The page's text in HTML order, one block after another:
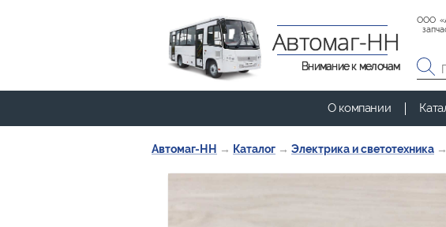
Автомаг-НН → Каталог → Электрика и светотехника →
Автомаг-НН
Внимание к мелочам
ООО
О компании